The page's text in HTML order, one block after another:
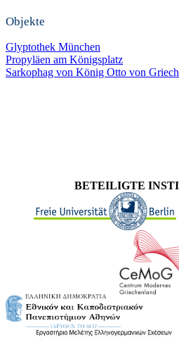
Objekte
Glyptothek München
Propyläen am Königsplatz
Sarkophag von König Otto von
BETEILIGTE